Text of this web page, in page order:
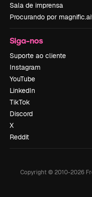
Sala de imprensa
Procurando por
Siga-nos
Suporte ao cliente
Instagram
YouTube
LinkedIn
TikTok
Discord
X
Reddit
Copyright © 2010-2026